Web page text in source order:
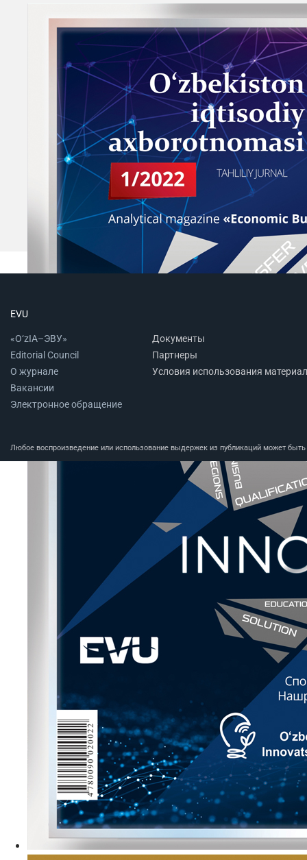
EVU
«O‘zIA–ЭВУ»
Editorial Council
О журнале
Вакансии
Электронное обращение
Документы
Партнеры
Условия использования
Любое воспроизведение или использование выдержек из публикаций может